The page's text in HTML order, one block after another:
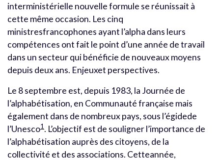
interministérielle nouvelle formule se réunissait à
cette même occasion. Les cinq
ministresfrancophones ayant l’alpha dans leurs
compétences ont fait le point d’une année de travail
dans un secteur qui bénéficie de nouveaux moyens
depuis deux ans. Enjeuxet perspectives.
Le 8 septembre est, depuis 1983, la Journée de
l’alphabétisation, en Communauté française mais
également dans de nombreux pays, sous l’égidede
l’Unesco1. L’objectif est de souligner l’importance de
l’alphabétisation auprès des citoyens, de la
collectivité et des associations. Cetteannée,